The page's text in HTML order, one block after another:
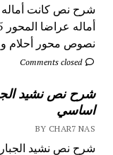
شرح نص كانت أماله
نصوص محور أحلام
Comments closed
شرح نص نشيد
اساسي
BY CHAR7 NAS
شرح نص نشيد الجبار